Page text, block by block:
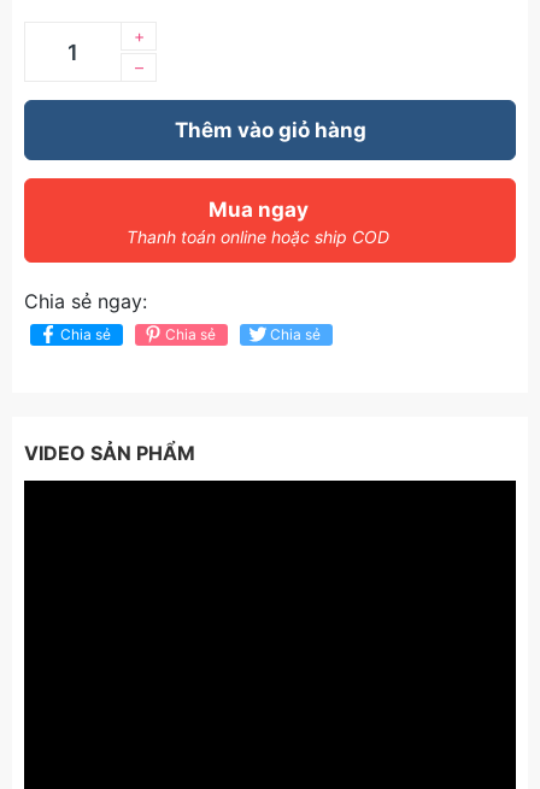
–
+
Thêm vào giỏ hàng
Mua ngay
Thanh toán online hoặc ship COD
Chia sẻ ngay:
Chia sẻ Chia sẻ Chia sẻ
VIDEO SẢN PHẨM